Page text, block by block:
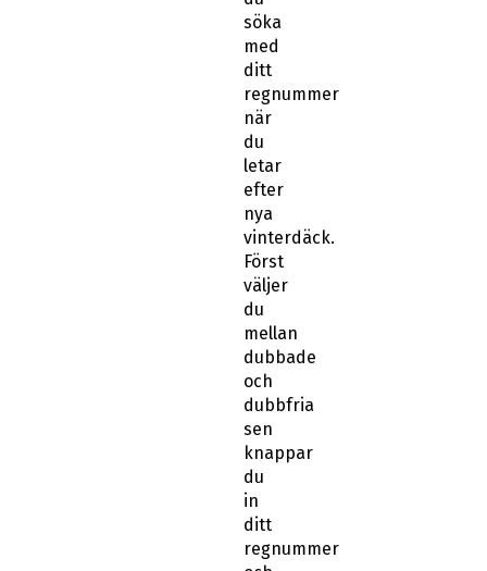
med
ditt
regnummer
när
du
letar
efter
nya
vinterdäck.
Först
väljer
du
mellan
dubbade
och
dubbfria
sen
knappar
du
in
ditt
regnummer
och
sen